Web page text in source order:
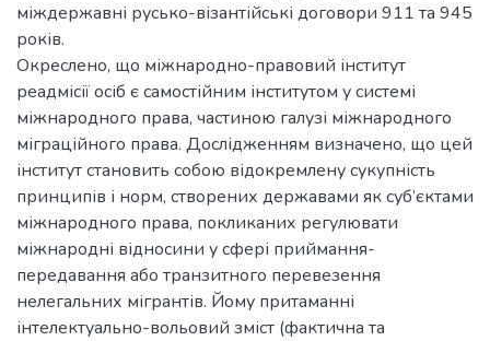
міждержавні русько-візантійські договори 911 та 945
років.
Окреслено, що міжнародно-правовий інститут
реадмісії осіб є самостійним інститутом у системі
міжнародного права, частиною галузі міжнародного
міграційного права. Дослідженням визначено, що цей
інститут становить собою відокремлену сукупність
принципів і норм, створених державами як суб’єктами
міжнародного права, покликаних регулювати
міжнародні відносини у сфері приймання-
передавання або транзитного перевезення
нелегальних мігрантів. Йому притаманні
інтелектуально-вольовий зміст (фактична та